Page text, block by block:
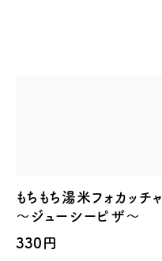
もちもち湯米フォカッチャ
～ジューシーピザ～
330円